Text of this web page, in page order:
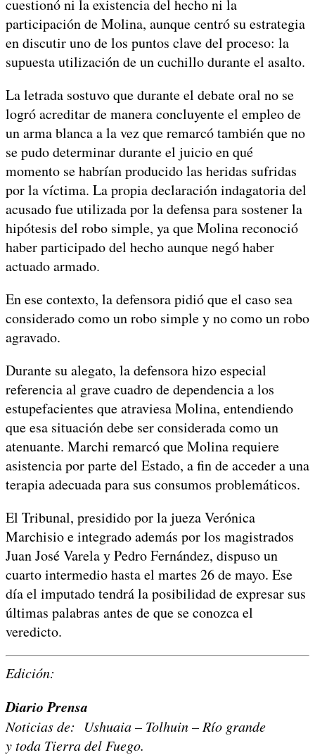
cuestionó ni la existencia del hecho ni la
participación de Molina, aunque centró su estrategia
en discutir uno de los puntos clave del proceso: la
supuesta utilización de un cuchillo durante el asalto.
La letrada sostuvo que durante el debate oral no se
logró acreditar de manera concluyente el empleo de
un arma blanca a la vez que remarcó también que no
se pudo determinar durante el juicio en qué
momento se habrían producido las heridas sufridas
por la víctima. La propia declaración indagatoria del
acusado fue utilizada por la defensa para sostener la
hipótesis del robo simple, ya que Molina reconoció
haber participado del hecho aunque negó haber
actuado armado.
En ese contexto, la defensora pidió que el caso sea
considerado como un robo simple y no como un robo
agravado.
Durante su alegato, la defensora hizo especial
referencia al grave cuadro de dependencia a los
estupefacientes que atraviesa Molina, entendiendo
que esa situación debe ser considerada como un
atenuante. Marchi remarcó que Molina requiere
asistencia por parte del Estado, a fin de acceder a una
terapia adecuada para sus consumos problemáticos.
El Tribunal, presidido por la jueza Verónica
Marchisio e integrado además por los magistrados
Juan José Varela y Pedro Fernández, dispuso un
cuarto intermedio hasta el martes 26 de mayo. Ese
día el imputado tendrá la posibilidad de expresar sus
últimas palabras antes de que se conozca el
veredicto.
Edición:
Diario Prensa
Noticias de: Ushuaia – Tolhuin – Río grande
y toda Tierra del Fuego.